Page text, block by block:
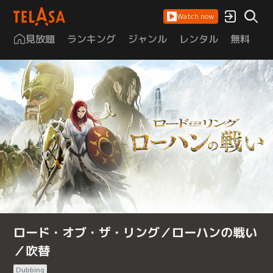
Watch now
見放題 ランキング ジャンル レンタル 無料
ロード・オブ・ザ・リング／ローハンの戦い
／吹替
Dubbing